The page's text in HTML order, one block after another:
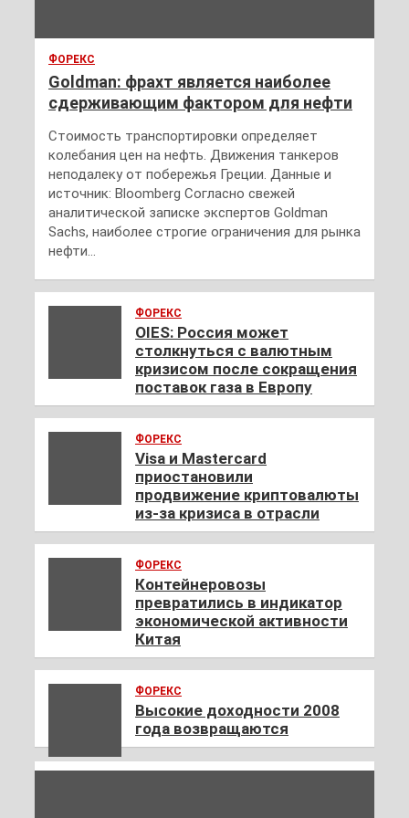
ФОРЕКС
Goldman: фрахт является наиболее
сдерживающим фактором для нефти
Стоимость транспортировки определяет
колебания цен на нефть. Движения танкеров
неподалеку от побережья Греции. Данные и
источник: Bloomberg Согласно свежей
аналитической записке экспертов Goldman
Sachs, наиболее строгие ограничения для рынка
нефти…
ФОРЕКС
OIES: Россия может
столкнуться с валютным
кризисом после сокращения
поставок газа в Европу
ФОРЕКС
Visa и Mastercard
приостановили
продвижение криптовалюты
из-за кризиса в отрасли
ФОРЕКС
Контейнеровозы
превратились в индикатор
экономической активности
Китая
ФОРЕКС
Высокие доходности 2008
года возвращаются